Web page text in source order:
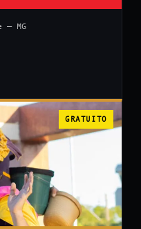
— MG
GRATUITO